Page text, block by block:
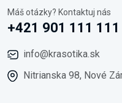
Máš otázky? Kontaktuj nás
+421 901 111 111
info@krasotika.sk
Nitrianska 98, Nové